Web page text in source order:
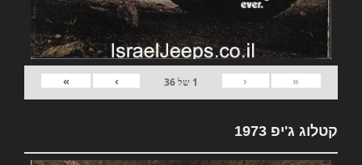
«
‹
1 של36
›
»
קטלוג ג'יפ 1973